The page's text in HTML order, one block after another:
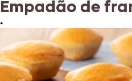
Empadão de
•